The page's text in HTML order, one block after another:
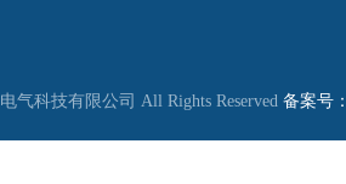
气科技有限公司 All Rights Reserved 备案号